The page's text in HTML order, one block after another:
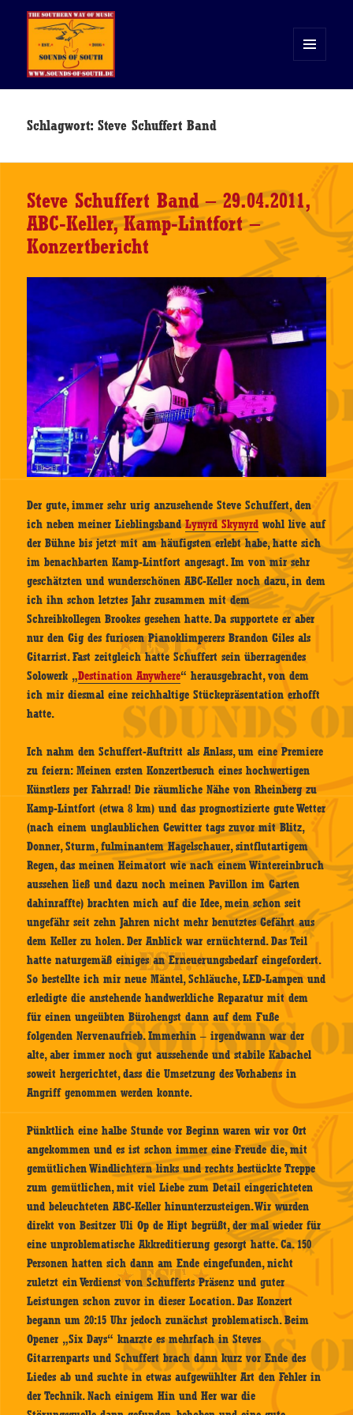
WIDGETS
Schlagwort:Steve Schuffert Band
Steve Schuffert Band – 29.04.2011,
ABC-Keller, Kamp-Lintfort –
Konzertbericht
Der gute, immer sehr urig anzusehende Steve Schuffert, den
ich neben meiner LieblingsbandLynyrd Skynyrd wohl live auf
der Bühne bis jetzt mit am häufigsten erlebt habe, hatte sich
im benachbarten Kamp-Lintfort angesagt. Im von mir sehr
geschätzten und wunderschönen ABC-Keller noch dazu, in dem
ich ihn schon letztes Jahr zusammen mit dem
Schreibkollegen Brookes gesehen hatte. Da supportete er aber
nur den Gig des furiosen Pianoklimperers Brandon Giles als
Gitarrist. Fast zeitgleich hatte Schuffert sein überragendes
Solowerk „Destination Anywhere“ herausgebracht, von dem
ich mir diesmal eine reichhaltige Stückepräsentation erhofft
hatte.
Ich nahm den Schuffert-Auftritt als Anlass, um eine Premiere
zu feiern: Meinen ersten Konzertbesuch eines hochwertigen
Künstlers per Fahrrad! Die räumliche Nähe von Rheinberg zu
Kamp-Lintfort (etwa 8 km) und das prognostizierte gute Wetter
(nach einem unglaublichen Gewitter tags zuvor mit Blitz,
Donner, Sturm, fulminantem Hagelschauer, sintflutartigem
Regen, das meinen Heimatort wie nach einem Wintereinbruch
aussehen ließ und dazu noch meinen Pavillon im Garten
dahinraffte) brachten mich auf die Idee, mein schon seit
ungefähr seit zehn Jahren nicht mehr benutztes Gefährt aus
dem Keller zu holen. Der Anblick war ernüchternd. Das Teil
hatte naturgemäß einiges an Erneuerungsbedarf eingefordert.
So bestellte ich mir neue Mäntel, Schläuche, LED-Lampen und
erledigte die anstehende handwerkliche Reparatur mit dem
für einen ungeübten Bürohengst dann auf dem Fuße
folgenden Nervenaufrieb. Immerhin – irgendwann war der
alte, aber immer noch gut aussehende und stabile Kabachel
soweit hergerichtet, dass die Umsetzung des Vorhabens in
Angriff genommen werden konnte.
Pünktlich eine halbe Stunde vor Beginn waren wir vor Ort
angekommen und es ist schon immer eine Freude die, mit
gemütlichen Windlichtern links und rechts bestückte Treppe
zum gemütlichen, mit viel Liebe zum Detail eingerichteten
und beleuchteten ABC-Keller hinunterzusteigen. Wir wurden
direkt von Besitzer Uli Op de Hipt begrüßt, der mal wieder für
eine unproblematische Akkreditierung gesorgt hatte. Ca. 150
Personen hatten sich dann am Ende eingefunden, nicht
zuletzt ein Verdienst von Schufferts Präsenz und guter
Leistungen schon zuvor in dieser Location. Das Konzert
begann um 20:15 Uhr jedoch zunächst problematisch. Beim
Opener „Six Days“ knarzte es mehrfach in Steves
Gitarrenparts und Schuffert brach dann kurz vor Ende des
Liedes ab und suchte in etwas aufgewühlter Art den Fehler in
der Technik. Nach einigem Hin und Her war die